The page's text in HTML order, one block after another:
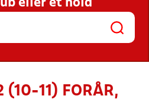
KLUBBER OG
HOLD
eller et hold
(10-11) FORÅR,